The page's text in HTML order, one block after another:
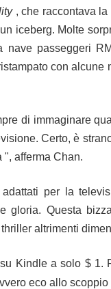
, che raccontava la
iceberg. Molte
passeggeri
con
di immaginare
Certo, è
afferma Chan.
per la
gloria. Questa
altrimenti
Kindle a solo $ 1.
eco allo scoppio